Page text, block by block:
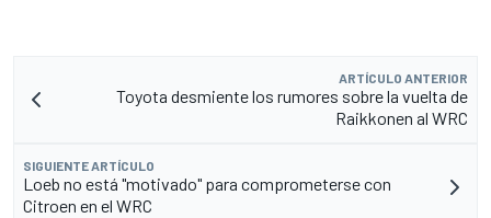
ARTÍCULO ANTERIOR
Toyota desmiente los rumores sobre la vuelta de
Raikkonen al WRC
SIGUIENTE ARTÍCULO
Loeb no está "motivado" para comprometerse con
Citroen en el WRC